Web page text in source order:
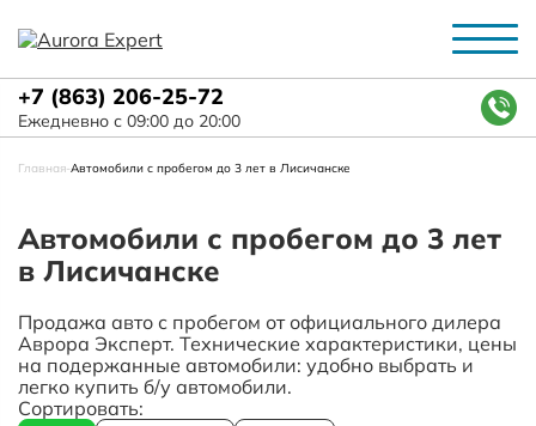
+7 (863) 206-25-72
Ежедневно с 09:00 до 20:00
Главная-Автомобили с пробегом до 3 лет в Лисичанске
Автомобили с пробегом до 3 лет
в Лисичанске
Продажа авто с пробегом от официального дилера
Аврора Эксперт. Технические характеристики, цены
на подержанные автомобили: удобно выбрать и
легко купить б/у автомобили.
Сортировать: